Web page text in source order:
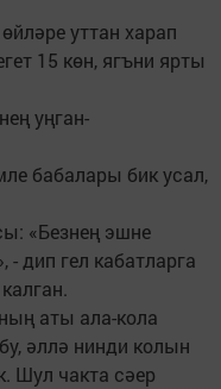
уттан харап
15 көн, ягъни ярты
уңган-
бабалары бик усал,
«Безнең эшне
- дип гел кабатларга
аты ала-кола
әллә нинди колын
Шул чакта сәер